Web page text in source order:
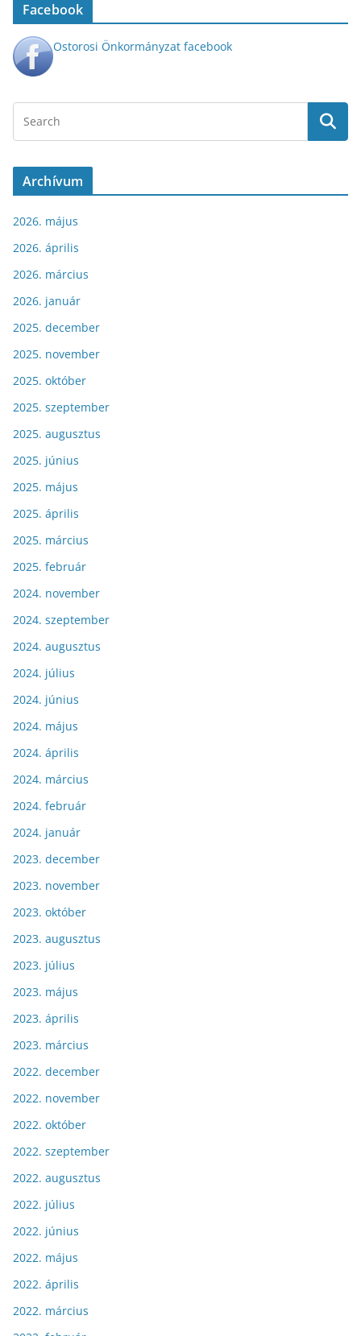
Facebook
Ostorosi Önkormányzat facebook
Archívum
2026. május
2026. április
2026. március
2026. január
2025. december
2025. november
2025. október
2025. szeptember
2025. augusztus
2025. június
2025. május
2025. április
2025. március
2025. február
2024. november
2024. szeptember
2024. augusztus
2024. július
2024. június
2024. május
2024. április
2024. március
2024. február
2024. január
2023. december
2023. november
2023. október
2023. augusztus
2023. július
2023. május
2023. április
2023. március
2022. december
2022. november
2022. október
2022. szeptember
2022. augusztus
2022. július
2022. június
2022. május
2022. április
2022. március